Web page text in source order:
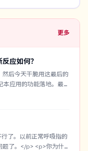
更多
应如何？
然后今天干脆用这最后的
应用的功能落地。最终
现一些戒断反应，感觉
持提示词中提取常用字
测提示词。但是要搭配
了。以前正常呼吸指的
p> <p>你为什